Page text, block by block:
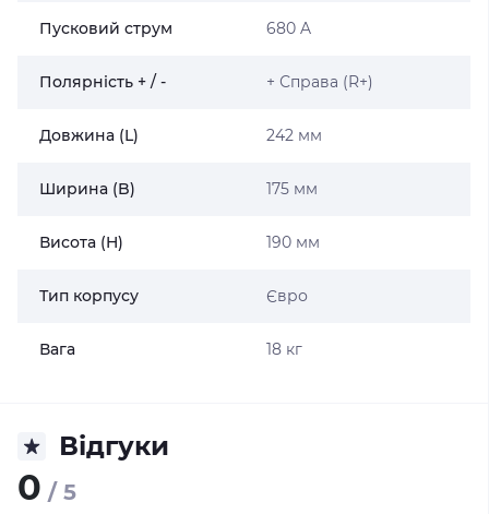
Пусковий струм 680 A
Полярність + / - + Справа (R+)
Довжина (L) 242 мм
Ширина (B) 175 мм
Висота (H) 190 мм
Тип корпусу Євро
Вага 18 кг
Відгуки
0 / 5